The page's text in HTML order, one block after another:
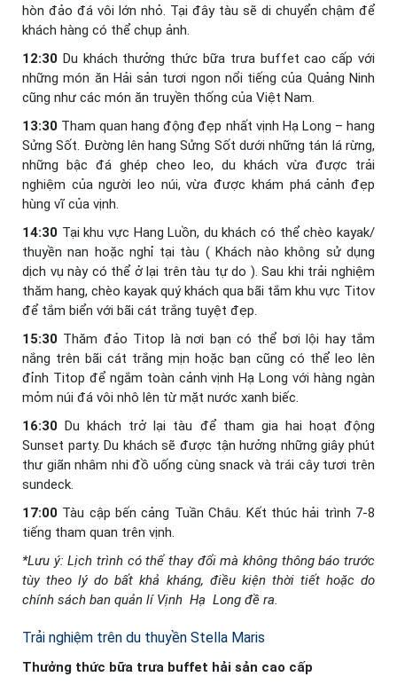
hòn đảo đá vôi lớn nhỏ. Tại đây tàu sẽ di chuyển chậm để
khách hàng có thể chụp ảnh.
12:30 Du khách thưởng thức bữa trưa buffet cao cấp với
những món ăn Hải sản tươi ngon nổi tiếng của Quảng Ninh
cũng như các món ăn truyền thống của Việt Nam.
13:30 Tham quan hang động đẹp nhất vịnh Hạ Long – hang
Sửng Sốt. Đường lên hang Sửng Sốt dưới những tán lá rừng,
những bậc đá ghép cheo leo, du khách vừa được trải
nghiệm của người leo núi, vừa được khám phá cảnh đẹp
hùng vĩ của vịnh.
14:30 Tại khu vực Hang Luồn, du khách có thể chèo kayak/
thuyền nan hoặc nghỉ tại tàu ( Khách nào không sử dụng
dịch vụ này có thể ở lại trên tàu tự do ). Sau khi trải nghiệm
thăm hang, chèo kayak quý khách qua bãi tắm khu vực Titov
để tắm biển với bãi cát trắng tuyệt đẹp.
15:30 Thăm đảo Titop là nơi bạn có thể bơi lội hay tắm
nắng trên bãi cát trắng mịn hoặc bạn cũng có thể leo lên
đỉnh Titop để ngắm toàn cảnh vịnh Hạ Long với hàng ngàn
mỏm núi đá vôi nhô lên từ mặt nước xanh biếc.
16:30Du khách trở lại tàu để tham gia hai hoạt động
Sunset party. Du khách sẽ được tận hưởng những giây phút
thư giãn nhâm nhi đồ uống cùng snack và trái cây tươi trên
sundeck.
17:00 Tàu cập bến cảng Tuần Châu. Kết thúc hải trình 7-8
tiếng tham quan trên vịnh.
*Lưu ý: Lịch trình có thể thay đổi mà không thông báo trước
tùy theo lý do bất khả kháng, điều kiện thời tiết hoặc do
chính sách ban quản lí Vịnh Hạ Long đề ra.
Trải nghiệm trên du thuyền Stella Maris
Thưởng thức bữa trưa buffet hải sản cao cấp